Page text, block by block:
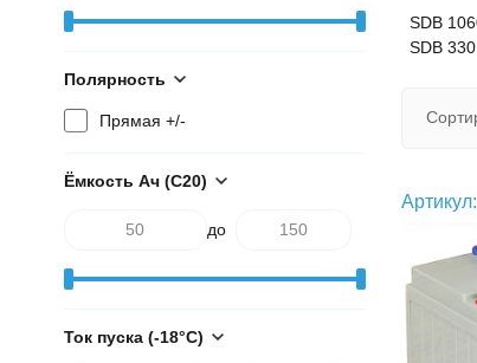
SDB
SDB 330
Артикул:
Полярность
Прямая +/-
Ёмкость Ач (С20)
до
Ток пуска (-18°С)